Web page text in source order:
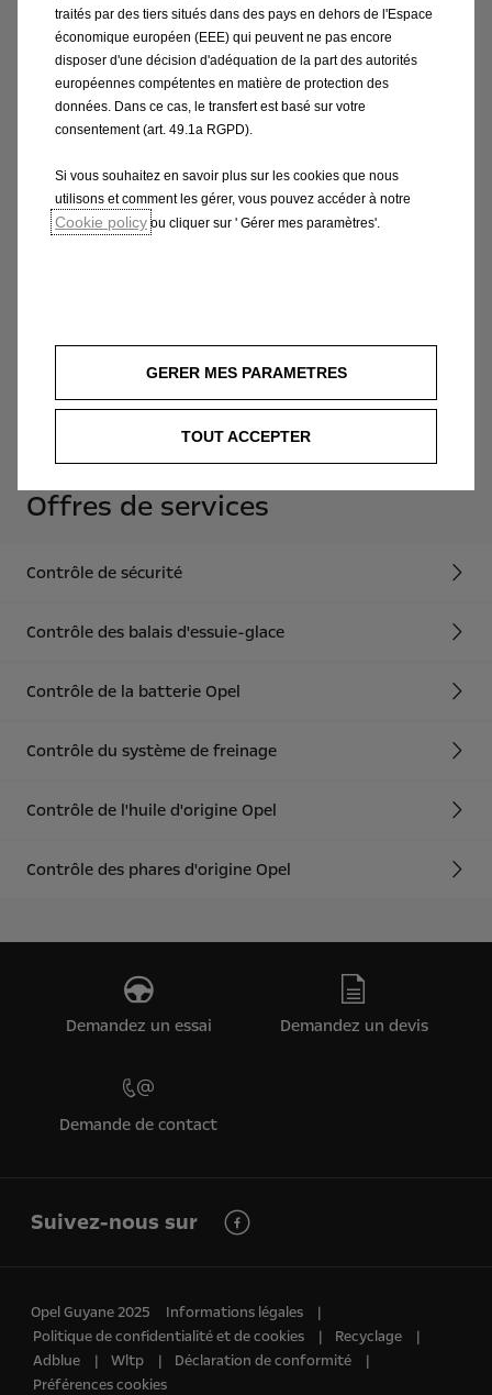
Le contrôle sécurité Opel
Emmenez votre véhicule chez des
professionnels de la marque pour faire
contrôler votre véhicule.
Prenez un rendez-vous
Offres de services
Contrôle de sécurité
Contrôle des balais d'essuie-glace
Contrôle de la batterie Opel
Contrôle du système de freinage
Contrôle de l'huile d'origine Opel
Contrôle des phares d'origine Opel
Demandez un essai Demandez un devis
Demande de contact
Suivez-nous sur
Opel Guyane 2025
Informations légales
Politique de confidentialité et de cookies
Recyclage
Adblue
Wltp
Déclaration de conformité
Préférences cookies
traités par des tiers situés dans des pays en dehors de l'Espace
économique européen (EEE) qui peuvent ne pas encore
disposer d'une décision d'adéquation de la part des autorités
européennes compétentes en matière de protection des
données. Dans ce cas, le transfert est basé sur votre
consentement (art. 49.1a RGPD).
Si vous souhaitez en savoir plus sur les cookies que nous
utilisons et comment les gérer, vous pouvez accéder à notre
Cookie policy ou cliquer sur ' Gérer mes paramètres'.
GERER MES PARAMETRES
TOUT ACCEPTER